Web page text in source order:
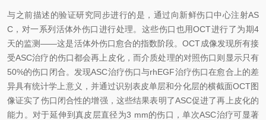
与之前描述的验证研究同步进行的是，通过向新鲜伤口中心注射AS
C，对一系列活体外伤口进行处理。这些伤口也用OCT进行了为期4
天的监测——这是活体外伤口愈合的指数阶段。OCT成像发现所有接
受ASC治疗的伤口都会再 上皮化，而介质处理的对照伤口则 显示只有
50%的伤口闭合。发现ASC治疗伤口与rhEGF治疗伤口在愈合 上的差
异具有统计学上意义，并通过识别表皮单层和分化层的横截面OCT图
像证实了伤口闭合性的增强 ， 这些结果表明了ASC促进了再 上皮化的
能力。对于延伸到真皮 层直径为3 mm的伤口，单次ASC治疗可显著